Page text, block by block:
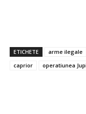
ETICHETE arme ilegale
caprior
operatiunea